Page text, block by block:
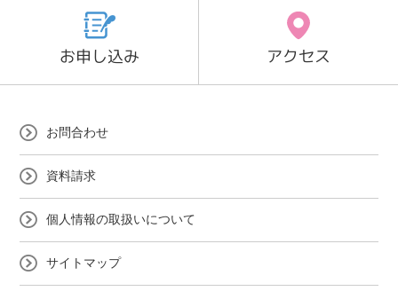
お申し込み アクセス
お問合わせ
資料請求
個人情報の取扱いについて
サイトマップ